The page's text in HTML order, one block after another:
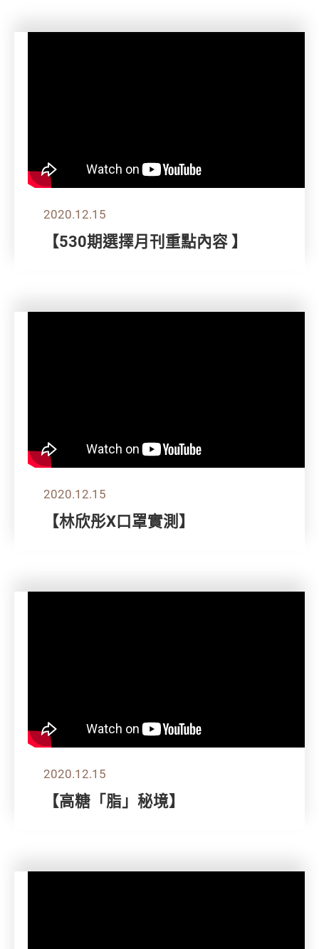
2020.12.15
【530期選擇月刊重點內容 】
2020.12.15
【林欣彤X口罩實測】
2020.12.15
【高糖「脂」秘境】